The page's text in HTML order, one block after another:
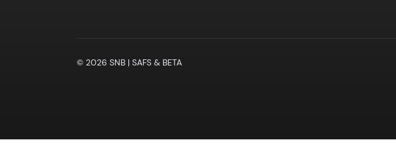
© 2026 SNB | SAFS & BETA